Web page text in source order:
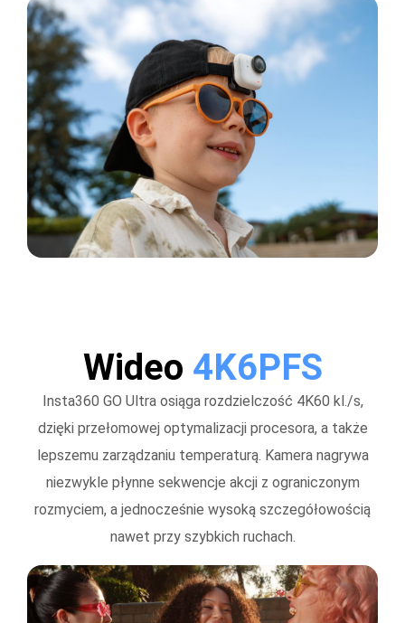
Wideo 4K6PFS
Insta360 GO Ultra osiąga rozdzielczość 4K60 kl./s,
dzięki przełomowej optymalizacji procesora, a także
lepszemu zarządzaniu temperaturą. Kamera nagrywa
niezwykle płynne sekwencje akcji z ograniczonym
rozmyciem, a jednocześnie wysoką szczegółowością
nawet przy szybkich ruchach.